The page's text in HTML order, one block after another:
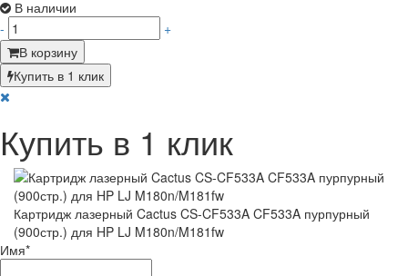
В наличии
-
+
В корзину
Купить в 1 клик
Купить в 1 клик
Картридж лазерный Cactus CS-CF533A CF533A пурпурный
(900стр.) для HP LJ M180n/M181fw
Имя*